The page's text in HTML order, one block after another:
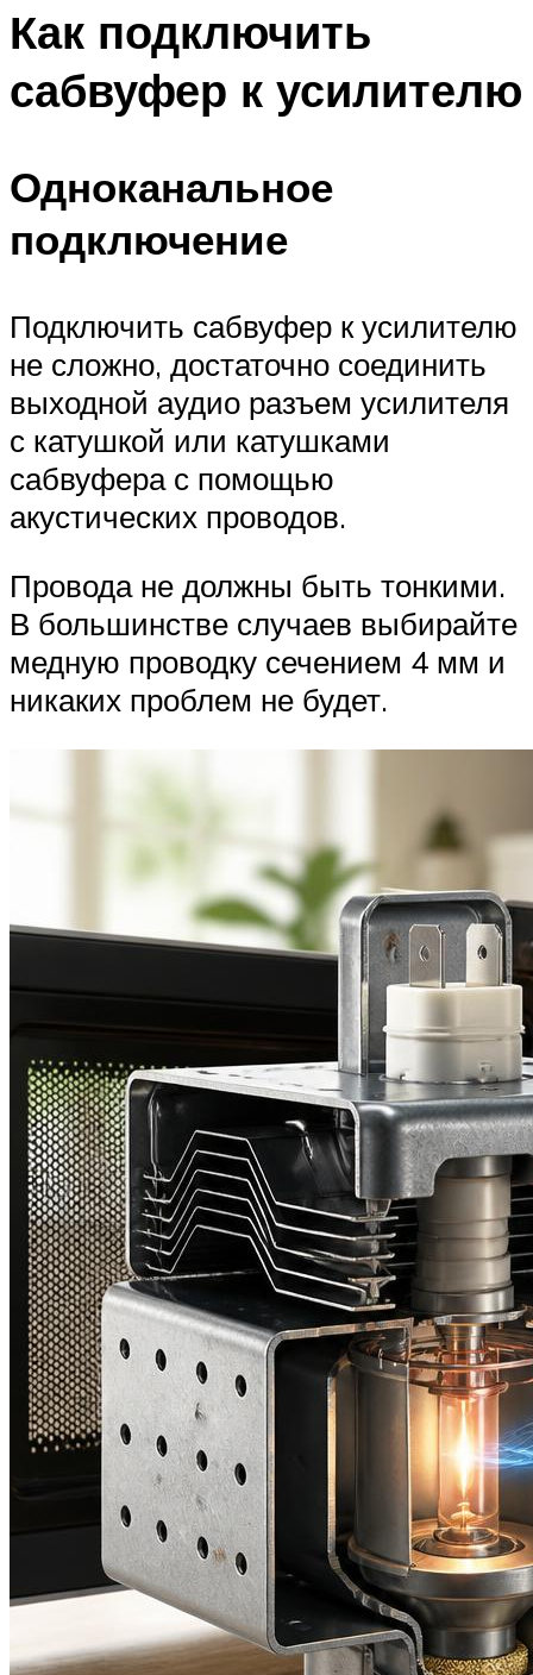
Как подключить
сабвуфер к усилителю
Одноканальное
подключение
Подключить сабвуфер к усилителю
не сложно, достаточно соединить
выходной аудио разъем усилителя
с катушкой или катушками
сабвуфера с помощью
акустических проводов.
Провода не должны быть тонкими.
В большинстве случаев выбирайте
медную проводку сечением 4 мм и
никаких проблем не будет.